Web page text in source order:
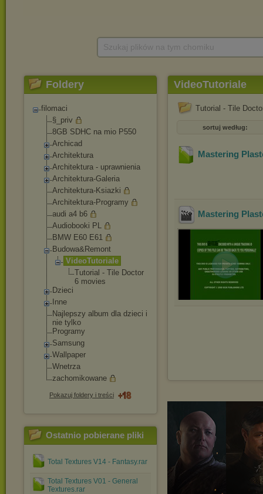
Foldery
filomaci
§_priv
8GB SDHC na mio P550
Archicad
Architektura
Architektura - uprawnienia
Architektura-Galeria
Architektura-Ksiazki
Architektura-Programy
audi a4 b6
Audiobooki PL
BMW E60 E61
Budowa&Remont
VideoTutoriale
Tutorial - Tile Doctor
6 movies
Dzieci
Inne
Najlepszy album dla dzieci i
nie tylko
Programy
Samsung
Wallpaper
Wnetrza
zachomikowane
Pokazuj foldery i treści
Ostatnio pobierane pliki
Total Textures V14 - Fantasy.rar
Total Textures V01 - General
Textures.rar
VideoTutoriale
Tutorial - Tile
sortuj według:
Mastering
Mastering